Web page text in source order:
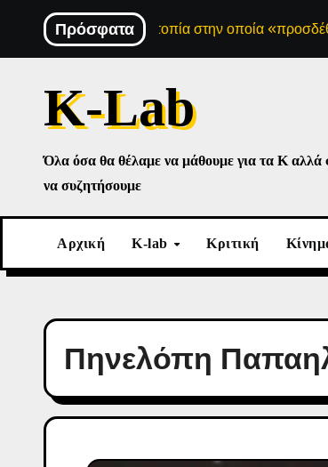
content
Πρόσφατα
σοσιαλιστική ουτοπία στην οποία
K-Lab
Όλα όσα θα θέλαμε να μάθουμε για τα Κ αλλά
να συζητήσουμε
Αρχική K-lab Κριτική
Πηνελόπη